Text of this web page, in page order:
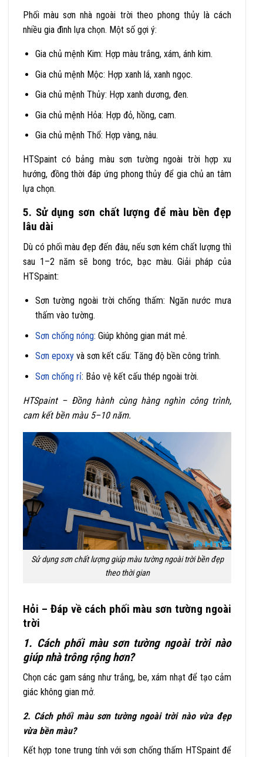
Phối màu sơn nhà ngoài trời theo phong thủy là cách
nhiều gia đình lựa chọn. Một số gợi ý:
Gia chủ mệnh Kim: Hợp màu trắng, xám, ánh kim.
Gia chủ mệnh Mộc: Hợp xanh lá, xanh ngọc.
Gia chủ mệnh Thủy: Hợp xanh dương, đen.
Gia chủ mệnh Hỏa: Hợp đỏ, hồng, cam.
Gia chủ mệnh Thổ: Hợp vàng, nâu.
HTSpaint có bảng màu sơn tường ngoài trời hợp xu
hướng, đồng thời đáp ứng phong thủy để gia chủ an tâm
lựa chọn.
5. Sử dụng sơn chất lượng để màu bền đẹp
lâu dài
Dù có phối màu đẹp đến đâu, nếu sơn kém chất lượng thì
sau 1–2 năm sẽ bong tróc, bạc màu. Giải pháp của
HTSpaint:
Sơn tường ngoài trời chống thấm: Ngăn nước mưa
thấm vào tường.
Sơn chống nóng: Giúp không gian mát mẻ.
Sơn epoxyvà sơn kết cấu: Tăng độ bền công trình.
Sơn chống rỉ: Bảo vệ kết cấu thép ngoài trời.
HTSpaint – Đồng hành cùng hàng nghìn công trình,
cam kết bền màu 5–10 năm.
Sử dụng sơn chất lượng giúp màu tường ngoài trời bền đẹp
theo thời gian
Hỏi – Đáp về cách phối màu sơn tường ngoài
trời
1. Cách phối màu sơn tường ngoài trời nào
giúp nhà trông rộng hơn?
Chọn các gam sáng như trắng, be, xám nhạt để tạo cảm
giác không gian mở.
2. Cách phối màu sơn tường ngoài trời nào vừa đẹp
vừa bền màu?
Kết hợp tone trung tính với sơn chống thấm HTSpaint để